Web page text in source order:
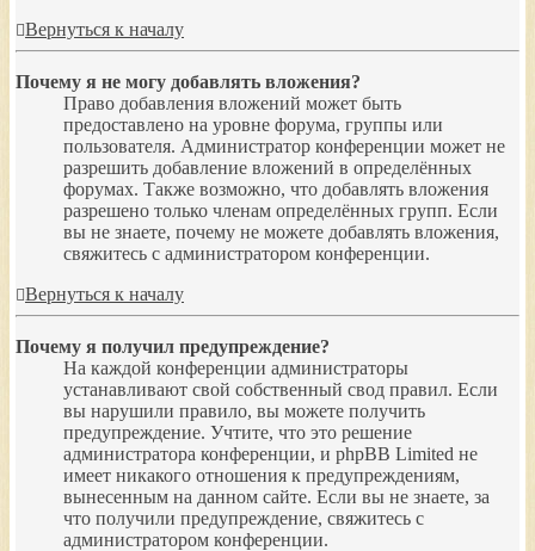
Вернуться к началу
Почему я не могу добавлять вложения?
Право добавления вложений может быть
предоставлено на уровне форума, группы или
пользователя. Администратор конференции может не
разрешить добавление вложений в определённых
форумах. Также возможно, что добавлять вложения
разрешено только членам определённых групп. Если
вы не знаете, почему не можете добавлять вложения,
свяжитесь с администратором конференции.
Вернуться к началу
Почему я получил предупреждение?
На каждой конференции администраторы
устанавливают свой собственный свод правил. Если
вы нарушили правило, вы можете получить
предупреждение. Учтите, что это решение
администратора конференции, и phpBB Limited не
имеет никакого отношения к предупреждениям,
вынесенным на данном сайте. Если вы не знаете, за
что получили предупреждение, свяжитесь с
администратором конференции.